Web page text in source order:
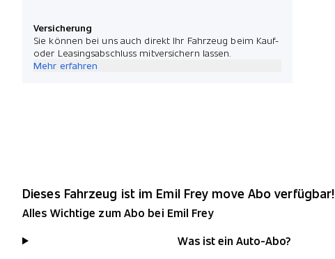
Versicherung
Sie können bei uns auch direkt Ihr Fahrzeug beim Kauf-
oder Leasingsabschluss mitversichern lassen.
Mehr erfahren
Dieses Fahrzeug ist im Emil Frey move Abo verfügbar!
Alles Wichtige zum Abo bei Emil Frey
Was ist ein Auto-Abo?